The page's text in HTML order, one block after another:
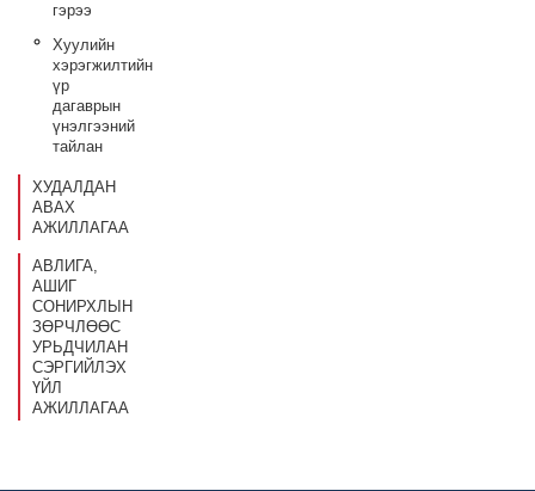
гэрээ
Хуулийн
хэрэгжилтийн
үр
дагаврын
үнэлгээний
тайлан
ХУДАЛДАН
АВАХ
АЖИЛЛАГАА
АВЛИГА,
АШИГ
СОНИРХЛЫН
ЗӨРЧЛӨӨС
УРЬДЧИЛАН
СЭРГИЙЛЭХ
ҮЙЛ
АЖИЛЛАГАА